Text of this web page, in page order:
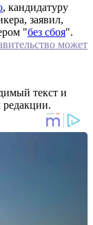
, кандидатуру
заявил,
"без сбоя".
может
текст и